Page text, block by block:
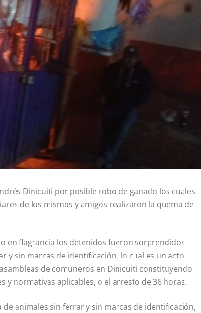
Dinicuiti por posible robo de ganado los cuales
de los mismos y amigos realizaron la quema de
en flagrancia los detenidos fueron sorprendidos
y sin marcas de identificación, lo cual es un acto
de comuneros en Dinicuiti constituyendo
y normativas aplicables, o el arresto de 36 horas.
animales sin ferrar y sin marcas de identificación,